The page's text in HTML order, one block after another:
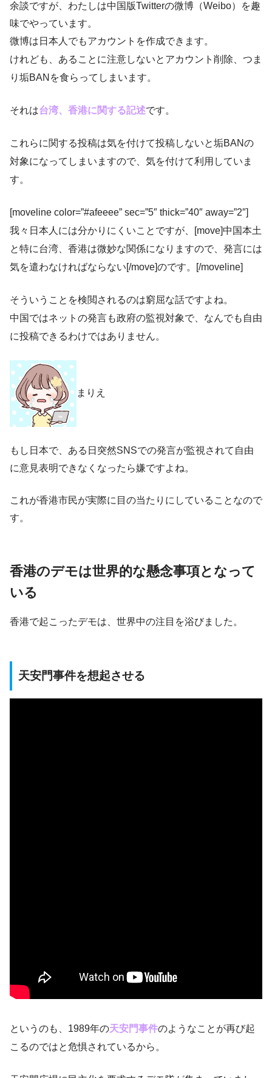
余談ですが、わたしは中国版Twitterの微博（Weibo）を趣
味でやっています。
微博は日本人でもアカウントを作成できます。
けれども、あることに注意しないとアカウント削除、つま
り垢BANを食らってしまいます。
それは台湾、香港に関する記述です。
これらに関する投稿は気を付けて投稿しないと垢BANの
対象になってしまいますので、気を付けて利用していま
す。
[moveline color=”#afeeee” sec=”5″ thick=”40″ away=”2″]
我々日本人には分かりにくいことですが、[move]中国本土
と特に台湾、香港は微妙な関係になりますので、発言には
気を遣わなければならない[/move]のです。[/moveline]
そういうことを検閲されるのは窮屈な話ですよね。
中国ではネットの発言も政府の監視対象で、なんでも自由
に投稿できるわけではありません。
まりえ
もし日本で、ある日突然SNSでの発言が監視されて自由
に意見表明できなくなったら嫌ですよね。
これが香港市民が実際に目の当たりにしていることなので
す。
香港のデモは世界的な懸念事項となって
いる
香港で起こったデモは、世界中の注目を浴びました。
天安門事件を想起させる
というのも、1989年の天安門事件のようなことが再び起
こるのではと危惧されているから。